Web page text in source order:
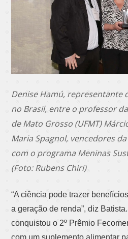
Denise Hamú, representante
no Brasil, entre o professor
de Mato Grosso (UFMT)
Maria Spagnol, vencedores
com o programa Meninas
(Foto: Rubens Chiri)
“A ciência pode trazer
a geração de renda”, diz
conquistou o 2º Prêmio
com um suplemento alimentar